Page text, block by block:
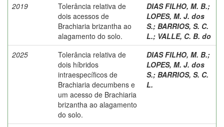
2019
Tolerância relativa de
dois acessos de
Brachiaria brizantha ao
alagamento do solo.
DIAS FILHO, M. B.;
LOPES, M. J. dos
S.; BARRIOS, S. C.
L.; VALLE, C. B. do
2025
Tolerância relativa de
dois híbridos
intraespecíficos de
Brachiaria decumbens e
um acesso de Brachiaria
brizantha ao alagamento
do solo.
DIAS FILHO, M. B.;
LOPES, M. J. dos
S.; BARRIOS, S. C.
L.